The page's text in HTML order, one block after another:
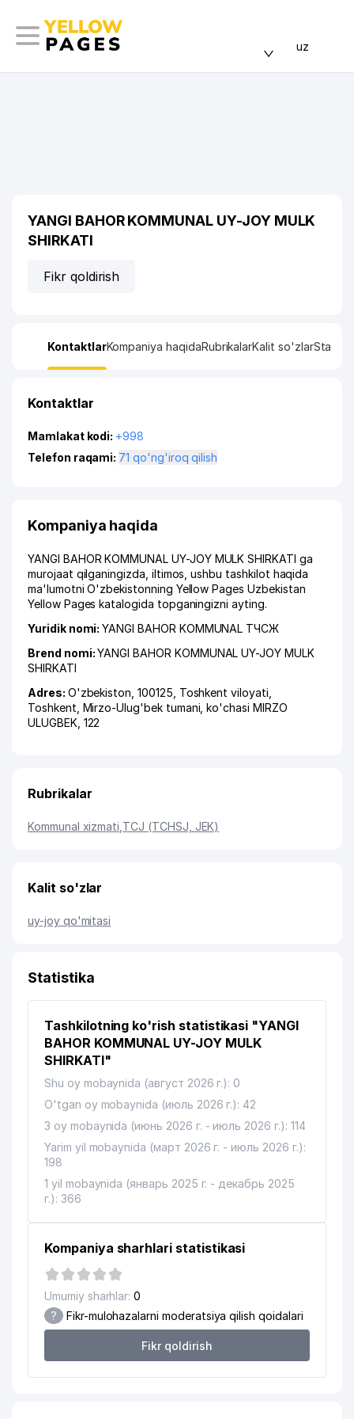
uz
YANGI BAHOR KOMMUNAL UY-JOY MULK
SHIRKATI
Fikr qoldirish
KontaktlarKompaniya haqidaRubrikalarKalit so'zlar
Kontaktlar
Mamlakat kodi: +998
Telefon raqami:
71 qo'ng'iroq qilish
Kompaniya haqida
YANGI BAHOR KOMMUNAL UY-JOY MULK SHIRKATI ga
murojaat qilganingizda, iltimos, ushbu tashkilot haqida
ma'lumotni O'zbekistonning Yellow Pages Uzbekistan
Yellow Pages katalogida topganingizni ayting.
Yuridik nomi:YANGI BAHOR KOMMUNAL ТЧСЖ
Brend nomi:YANGI BAHOR KOMMUNAL UY-JOY MULK
SHIRKATI
Adres: O'zbekiston, 100125, Toshkent viloyati
Toshkent Mirzo-Ulug'bek tumani ,ko'chasi MIRZO
ULUGBEK, 122
Rubrikalar
Kommunal xizmati TCJ (TCHSJ, JEK)
Kalit so'zlar
uy-joy qo'mitasi
Statistika
Tashkilotning ko'rish statistikasi "YANGI
BAHOR KOMMUNAL UY-JOY MULK
SHIRKATI"
Shu oy mobaynida (август 2026 г.): 0
O'tgan oy mobaynida (июль 2026 г.): 42
3 oy mobaynida (июнь 2026 г. - июль 2026 г.): 114
Yarim yil mobaynida (март 2026 г. - июль 2026 г.):
198
1 yil mobaynida (январь 2025 г. - декабрь 2025
г.): 366
Kompaniya sharhlari statistikasi
Umumiy sharhlar: 0
? Fikr-mulohazalarni moderatsiya qilish qoidalari
Fikr qoldirish